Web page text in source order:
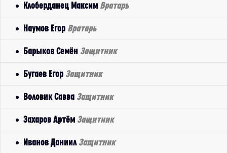
Клоберданец Максим Вратарь
Наумов Егор Вратарь
Барыков Семён Защитник
Бугаев Егор Защитник
Воловик Савва Защитник
Захаров Артём Защитник
Иванов Даниил Защитник